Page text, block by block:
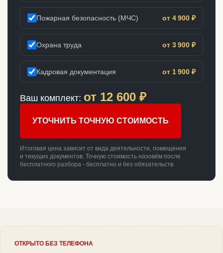
Пожарная безопасность (МЧС) от 4 900 ₽
Охрана труда от 3 900 ₽
Кадровая документация от 1 900 ₽
Ваш комплект: от 12 600 ₽
УТОЧНИТЬ ТОЧНУЮ СТОИМОСТЬ
Итоговая цена зависит от вида деятельности, помещения
и текущих документов. Точную стоимость назовём после
бесплатного разбора - бесплатно и без обязательств.
ОТКРЫТО БЕЗ ТЕЛЕФОНА